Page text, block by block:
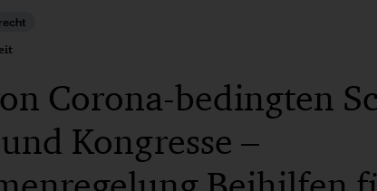
Corona-bedingten
Kongresse –